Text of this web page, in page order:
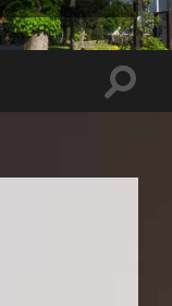
Toggle